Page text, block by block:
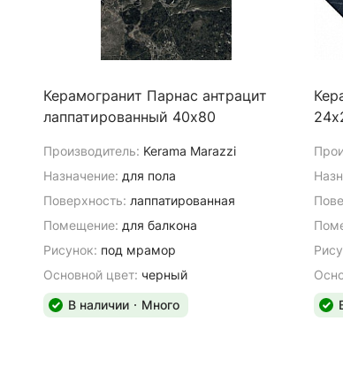
Керамогранит Парнас антрацит
лаппатированный 40х80
Производитель: Kerama Marazzi
Назначение: для пола
Поверхность: лаппатированная
Помещение: для балкона
Рисунок: под мрамор
Основной цвет: черный
В наличии
Много